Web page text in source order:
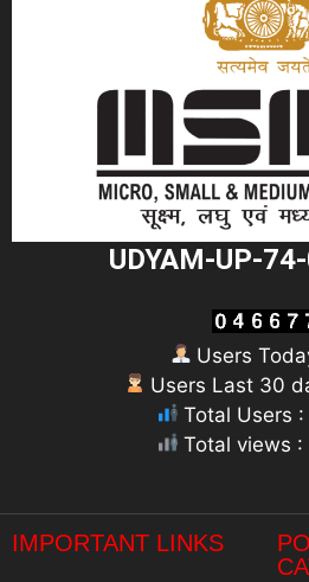
UDYAM-UP-
Users
Users Last 30
Total Users :
Total views
IMPORTANT LINKS